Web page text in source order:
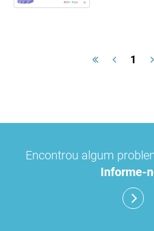
1
Encontrou algum
Informe-